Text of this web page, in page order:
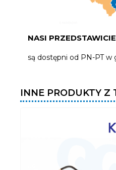
NASI
są dostępni od PN-PT w
INNE PRODUKTY Z